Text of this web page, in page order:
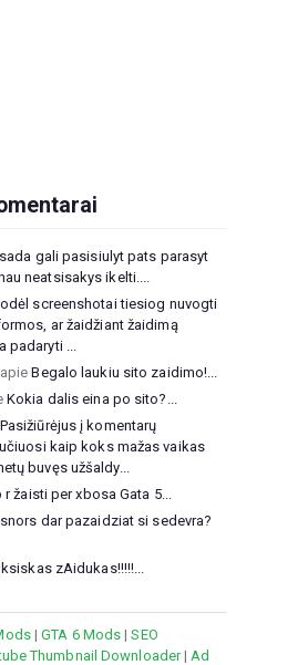
gali pasisiulyt pats parasyt
neatsisakys ikelti....
screenshotai tiesiog nuvogti
ar žaidžiant žaidimą
padaryti ...
Begalo laukiu sito zaidimo!...
Kokia dalis eina po sito?...
Pasižiūrėjus į komentarų
kaip koks mažas vaikas
buvęs užšaldy...
r žaisti per xbosa Gata 5...
dar pazaidziat si sedevra?
zAidukas!!!!!...
|GTA 6 Mods |SEO
Thumbnail Downloader| Ad